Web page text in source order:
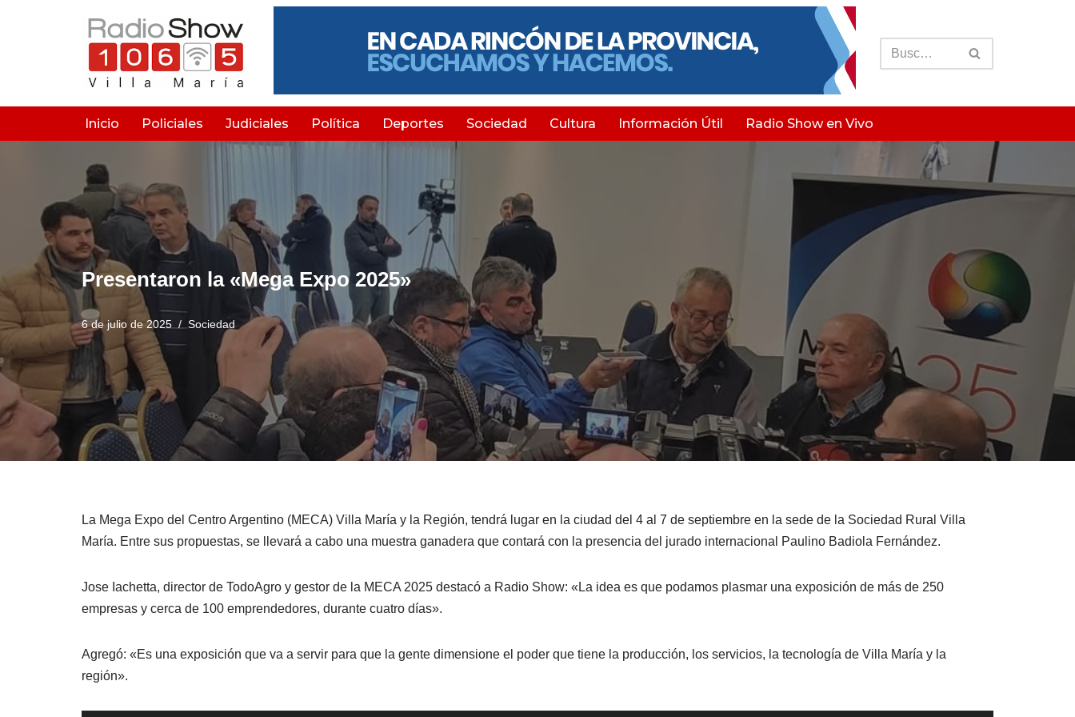
Inicio Policiales Judiciales Política Deportes Sociedad Cultura Información Útil Radio Show en Vivo
Presentaron la «Mega Expo 2025»
6 de julio de 2025 Sociedad
La Mega Expo del Centro Argentino (MECA) Villa María y la Región, tendrá lugar en la ciudad del 4 al 7 de septiembre en la sede de la Sociedad Rural Villa
María. Entre sus propuestas, se llevará a cabo una muestra ganadera que contará con la presencia del jurado internacional Paulino Badiola Fernández.
Jose Iachetta, director de TodoAgro y gestor de la MECA 2025 destacó a Radio Show: «La idea es que podamos plasmar una exposición de más de 250
empresas y cerca de 100 emprendedores, durante cuatro días».
Agregó: «Es una exposición que va a servir para que la gente dimensione el poder que tiene la producción, los servicios, la tecnología de Villa María y la
región».